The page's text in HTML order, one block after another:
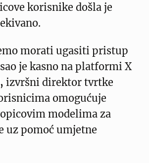
korisnike došla je
morati ugasiti pristup
je kasno na platformi X
izvršni direktor tvrtke
omogućuje
modelima za
uz pomoć umjetne